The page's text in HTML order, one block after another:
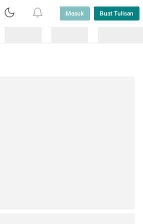
Masuk Buat Tulisan